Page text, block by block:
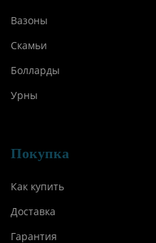
Вазоны
Скамьи
Болларды
Урны
Покупка
Как купить
Доставка
Гарантия